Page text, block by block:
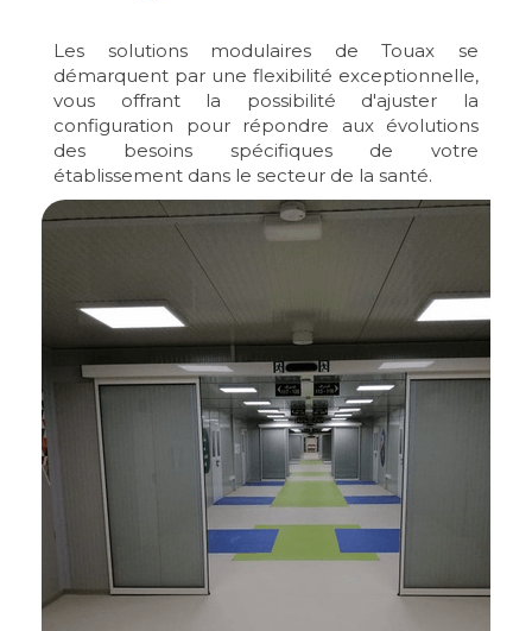
Les solutions modulaires de Touax se
démarquent par une flexibilité exceptionnelle,
vous offrant la possibilité d'ajuster la
configuration pour répondre aux évolutions
des besoins spécifiques de votre
établissement dans le secteur de la santé.